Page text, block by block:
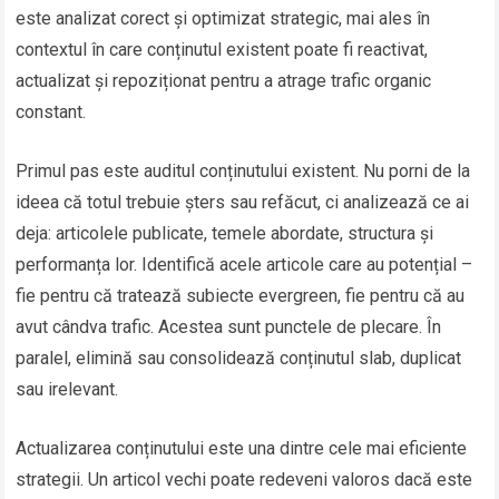
este analizat corect și optimizat strategic, mai ales în
contextul în care conținutul existent poate fi reactivat,
actualizat și repoziționat pentru a atrage trafic organic
constant.
Primul pas este auditul conținutului existent. Nu porni de la
ideea că totul trebuie șters sau refăcut, ci analizează ce ai
deja: articolele publicate, temele abordate, structura și
performanța lor. Identifică acele articole care au potențial –
fie pentru că tratează subiecte evergreen, fie pentru că au
avut cândva trafic. Acestea sunt punctele de plecare. În
paralel, elimină sau consolidează conținutul slab, duplicat
sau irelevant.
Actualizarea conținutului este una dintre cele mai eficiente
strategii. Un articol vechi poate redeveni valoros dacă este